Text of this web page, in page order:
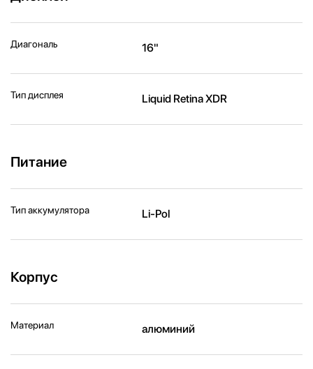
Диагональ 16"
Тип дисплея Liquid Retina XDR
Питание
Тип аккумулятора Li-Pol
Корпус
Материал алюминий